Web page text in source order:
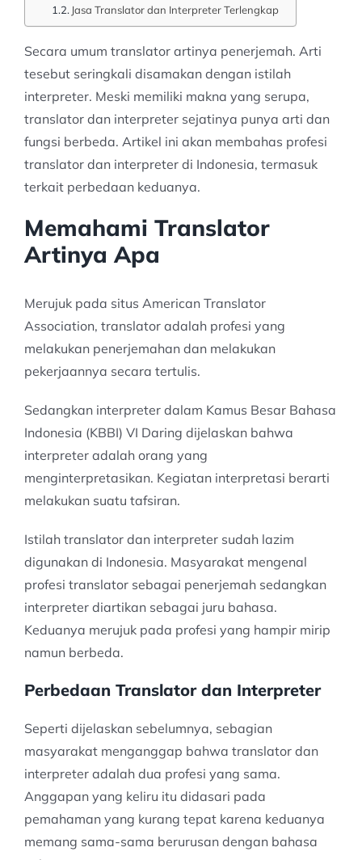
Jasa Translator dan Interpreter Terlengkap
Secara umum translator artinya penerjemah. Arti
tesebut seringkali disamakan dengan istilah
interpreter. Meski memiliki makna yang serupa,
translator dan interpreter sejatinya punya arti dan
fungsi berbeda. Artikel ini akan membahas profesi
translator dan interpreter di Indonesia, termasuk
terkait perbedaan keduanya.
Memahami Translator
Artinya Apa
Merujuk pada situs American Translator
Association, translator adalah profesi yang
melakukan penerjemahan dan melakukan
pekerjaannya secara tertulis.
Sedangkan interpreter dalam Kamus Besar Bahasa
Indonesia (KBBI) VI Daring dijelaskan bahwa
interpreter adalah orang yang
menginterpretasikan. Kegiatan interpretasi berarti
melakukan suatu tafsiran.
Istilah translator dan interpreter sudah lazim
digunakan di Indonesia. Masyarakat mengenal
profesi translator sebagai penerjemah sedangkan
interpreter diartikan sebagai juru bahasa.
Keduanya merujuk pada profesi yang hampir mirip
namun berbeda.
Perbedaan Translator dan Interpreter
Seperti dijelaskan sebelumnya, sebagian
masyarakat menganggap bahwa translator dan
interpreter adalah dua profesi yang sama.
Anggapan yang keliru itu didasari pada
pemahaman yang kurang tepat karena keduanya
memang sama-sama berurusan dengan bahasa